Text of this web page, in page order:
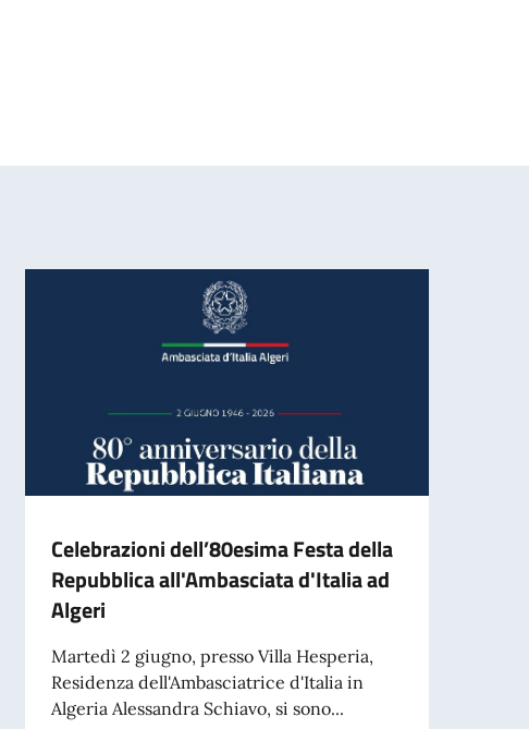
Celebrazioni dell’80esima Festa della
Repubblica all'Ambasciata d'Italia ad
Algeri
Martedì 2 giugno, presso Villa Hesperia,
Residenza dell'Ambasciatrice d'Italia in
Algeria Alessandra Schiavo, si sono...